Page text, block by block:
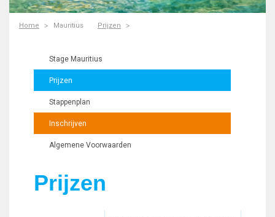
Home Mauritius Prijzen
Stage Mauritius
Prijzen
Stappenplan
Inschrijven
Algemene Voorwaarden
Prijzen